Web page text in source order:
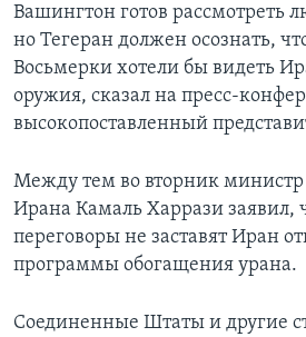
Вашингтон готов рассмотреть
но Тегеран должен осознать,
Восьмерки хотели бы видеть
оружия, сказал на пресс-
высокопоставленный
Между тем во вторник
Ирана Камаль Харрази заявил,
переговоры не заставят Иран
программы обогащения урана.
Соединенные Штаты и другие